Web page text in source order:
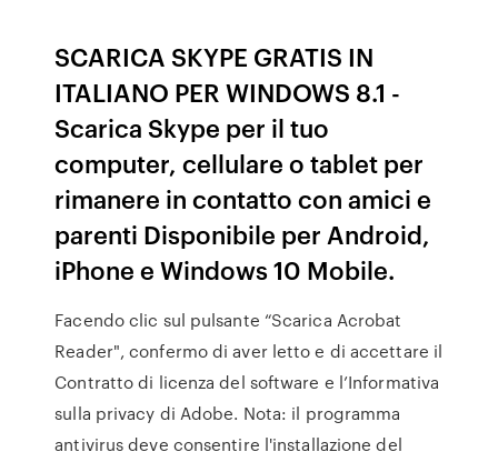
SCARICA SKYPE GRATIS IN
ITALIANO PER WINDOWS 8.1 -
Scarica Skype per il tuo
computer, cellulare o tablet per
rimanere in contatto con amici e
parenti Disponibile per Android,
iPhone e Windows 10 Mobile.
Facendo clic sul pulsante “Scarica Acrobat
Reader", confermo di aver letto e di accettare il
Contratto di licenza del software e l’Informativa
sulla privacy di Adobe. Nota: il programma
antivirus deve consentire l'installazione del